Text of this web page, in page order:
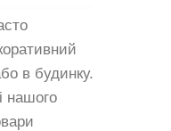
в будинку.
нашого